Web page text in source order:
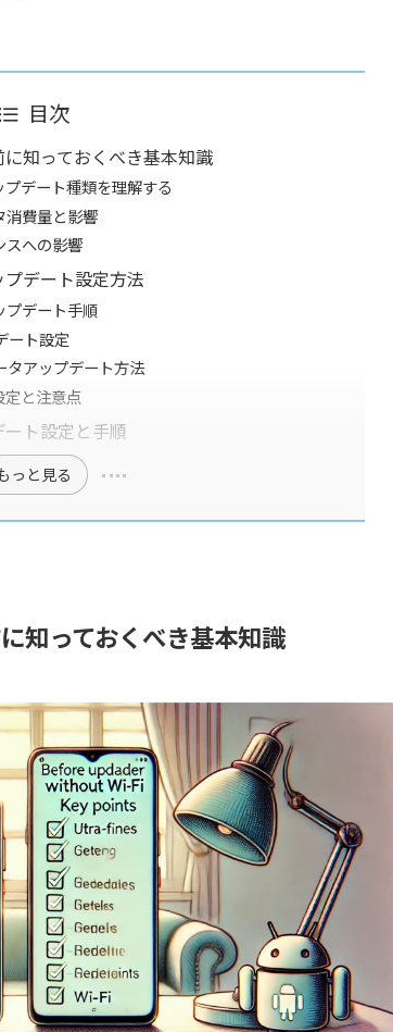
目次
知っておくべき基本知識
デート種類を理解する
消費量と影響
スへの影響
デート設定方法
プデート手順
ート設定
タアップデート方法
と注意点
ト設定と手順
っと見る
知っておくべき基本知識